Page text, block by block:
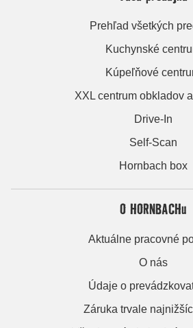
Prehľad všetkých
Kuchynské
Kúpeľňové
XXL centrum obkladov
Drive-In
Self-Scan
Hornbach box
O HORNBACHu
Aktuálne pracovné
O nás
Údaje o
Záruka trvale